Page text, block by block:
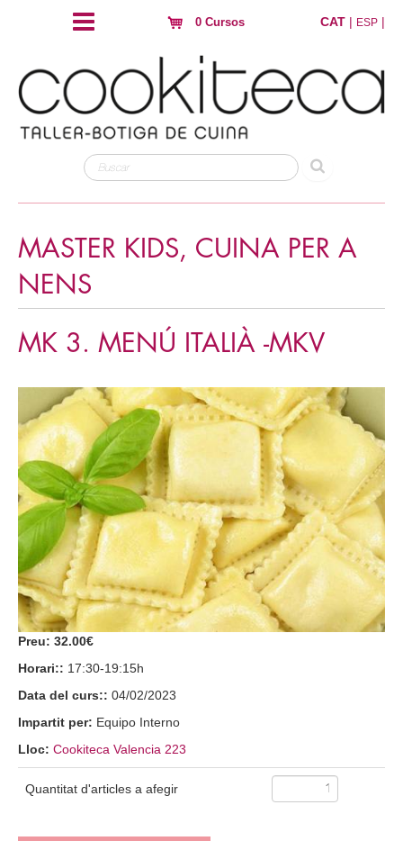
0 Cursos CAT | ESP |
MASTER KIDS, CUINA PER A
NENS
MK 3. MENÚ ITALIÀ -MKV
Preu: 32.00€
Horari:: 17:30-19:15h
Data del curs:: 04/02/2023
Impartit per: Equipo Interno
Lloc: Cookiteca Valencia 223
Quantitat d'articles a afegir